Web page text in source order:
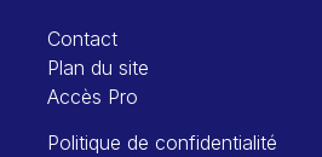
Contact
Plan du site
Accès Pro
Politique de confidentialité